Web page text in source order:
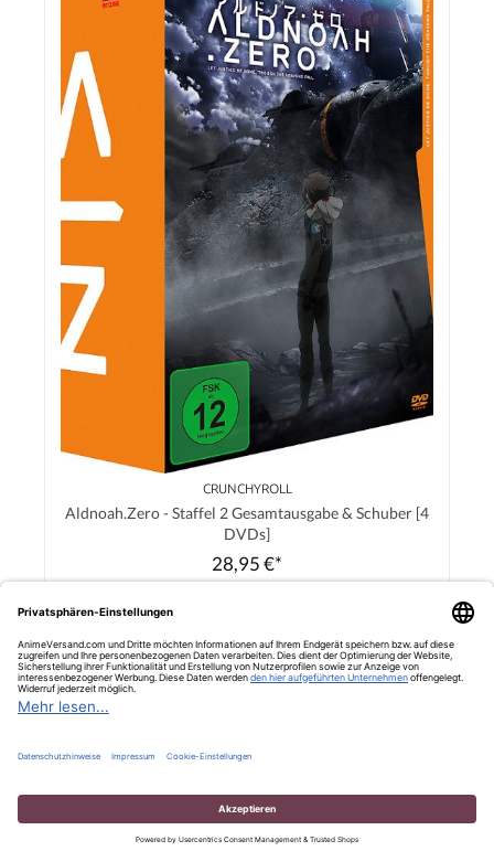
CRUNCHYROLL
Aldnoah.Zero - Staffel 2 Gesamtausgabe & Schuber [4
DVDs]
28,95 €*